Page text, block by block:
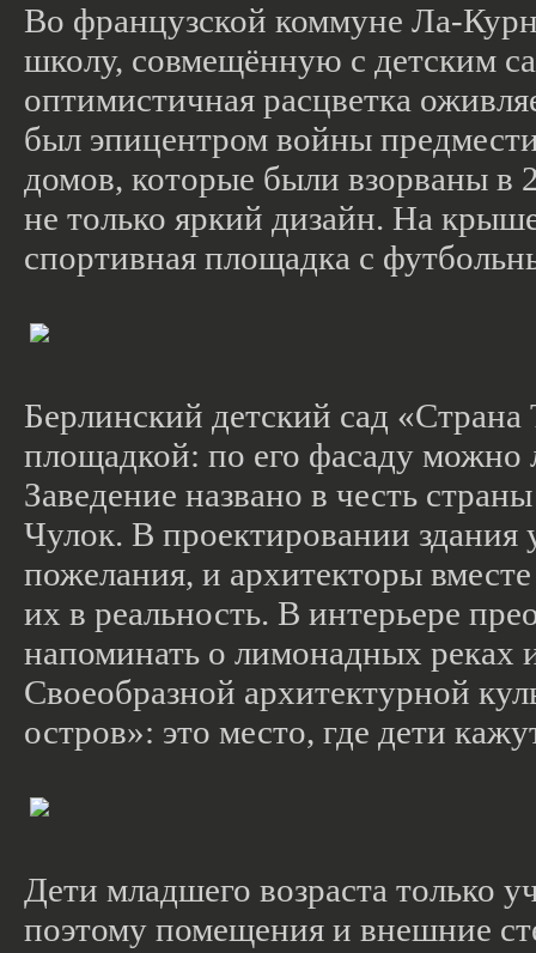
Во французской коммуне Ла-
школу, совмещённую с детским
оптимистичная расцветка
был эпицентром войны
домов, которые были взорваны в
не только яркий дизайн. На
спортивная площадка с
Берлинский детский сад «Страна
площадкой: по его фасаду можно
Заведение названо в честь
Чулок. В проектировании здания
пожелания, и архитекторы
их в реальность. В интерьере
напоминать о лимонадных реках
Своеобразной архитектурной
остров»: это место, где дети
Дети младшего возраста только
поэтому помещения и внешние